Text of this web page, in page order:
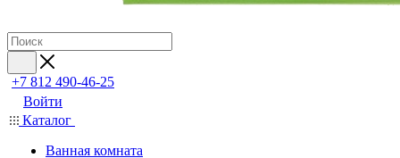
+7 812 490-46-25
Войти
Каталог
Ванная комната